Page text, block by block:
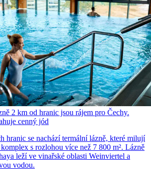
2 km od hranic jsou rájem pro Čechy.
cenný jód
hranic se nachází termální lázně, které milují
s rozlohou více než 7 800 m². Lázně
leží ve vinařské oblasti Weinviertel a
vodou.